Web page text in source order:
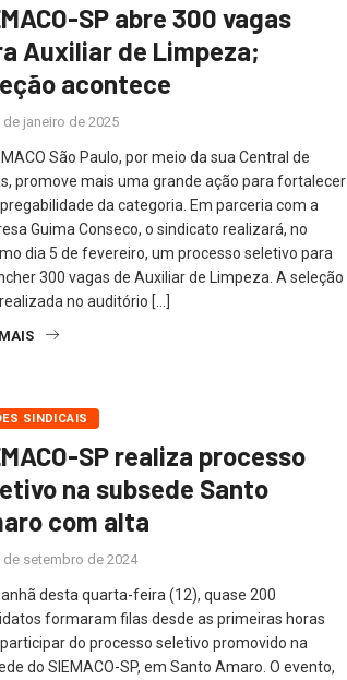
SP abre 300 vagas
Auxiliar de Limpeza;
acontece
de janeiro de 2025
São Paulo, por meio da sua Central de
promove mais uma grande ação para fortalecer
da categoria. Em parceria com a
Guima Conseco, o sindicato realizará, no
dia 5 de fevereiro, um processo seletivo para
300 vagas de Auxiliar de Limpeza. A seleção
no auditório […]
SINDICAIS
SP realiza processo
na subsede Santo
com alta
de setembro de 2024
desta quarta-feira (12), quase 200
formaram filas desde as primeiras horas
do processo seletivo promovido na
do SIEMACO-SP, em Santo Amaro. O evento,